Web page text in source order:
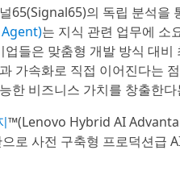
65(Signal65)의 독립 분석
는 지식 관련 업무에 소
들은 맞춤형 개발 방식 대
가속화로 직접 이어진다는
한 비즈니스 가치를 창출한
™(Lenovo Hybrid AI
로 사전 구축형 프로덕션급